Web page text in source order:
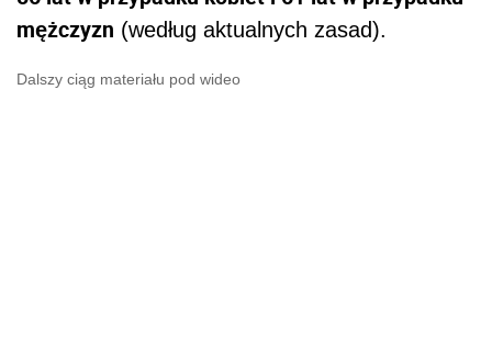
mężczyzn (według aktualnych zasad).
Dalszy ciąg materiału pod wideo